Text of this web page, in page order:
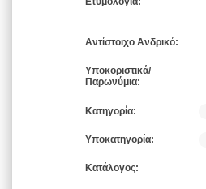
Αντίστοιχο Ανδρικό:
Υποκοριστικά/
Παρωνύμια:
Κατηγορία:
Υποκατηγορία:
Κατάλογος: